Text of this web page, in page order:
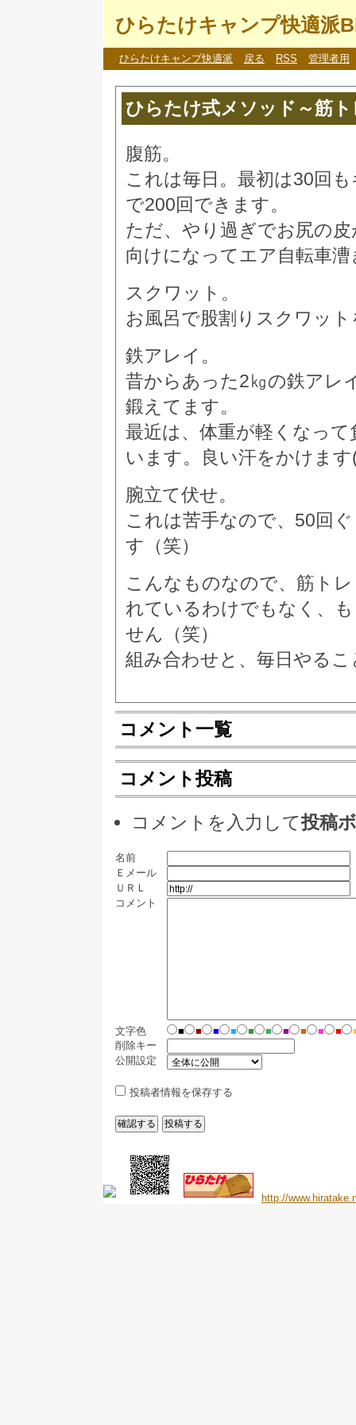
ひらたけキャンプ快適派
ひらたけキャンプ快適派 戻る RSS 管理者用
ひらたけ式メソッド～筋
腹筋。
これは毎日。最初は30回
で200回できます。
ただ、やり過ぎでお尻の
向けになってエア自転車
スクワット。
お風呂で股割りスクワッ
鉄アレイ。
昔からあった2㎏の鉄アレ
鍛えてます。
最近は、体重が軽くなっ
います。良い汗をかけます
腕立て伏せ。
これは苦手なので、50回
す（笑）
こんなものなので、筋ト
れているわけでもなく、
せん（笑）
組み合わせと、毎日やる
コメント一覧
コメント投稿
コメントを入力して投稿
名前
Ｅメール
ＵＲＬ
コメント
文字色 ■ ■ ■ ■ ■ ■ ■ ■ ■ ■
削除キー
公開設定
投稿者情報を保存する
http://